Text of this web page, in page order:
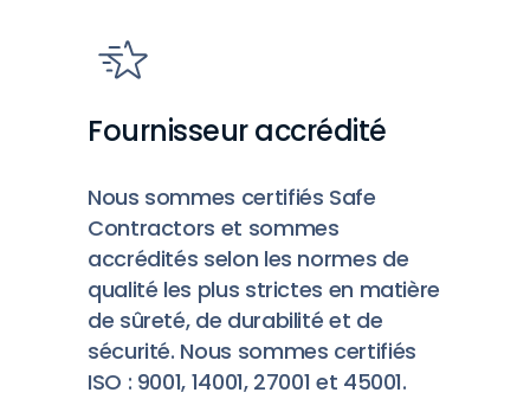
Fournisseur accrédité
Nous sommes certifiés Safe
Contractors et sommes
accrédités selon les normes de
qualité les plus strictes en matière
de sûreté, de durabilité et de
sécurité. Nous sommes certifiés
ISO : 9001, 14001, 27001 et 45001.